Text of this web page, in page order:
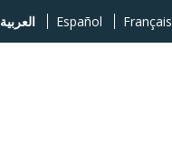
Français
Español العربية